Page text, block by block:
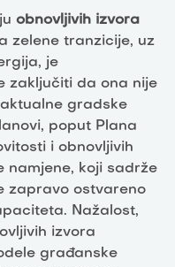
obnovljivih izvora
zelene tranzicije, uz
je
zaključiti da ona nije
gradske
poput Plana
i obnovljivih
namjene, koji sadrže
zapravo ostvareno
Nažalost,
izvora
građanske